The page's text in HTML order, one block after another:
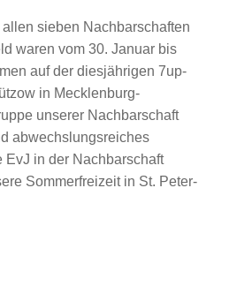
sieben Nachbarschaften
waren vom 30. Januar bis
auf der diesjährigen 7up-
in Mecklenburg-
unserer Nachbarschaft
abwechslungsreiches
EvJ in der Nachbarschaft
Sommerfreizeit in St. Peter-